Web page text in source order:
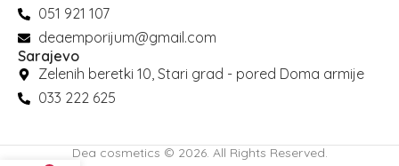
051 921 107
deaemporijum@gmail.com
Sarajevo
Zelenih beretki 10, Stari grad - pored Doma armije
033 222 625
Dea cosmetics © 2026. All Rights Reserved.